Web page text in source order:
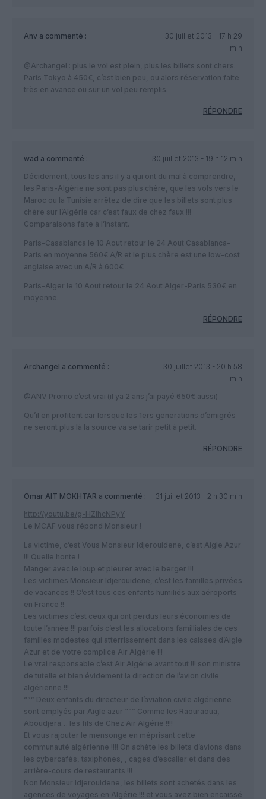
Anv a commenté :
30 juillet 2013 - 17 h 29
min
@Archangel : plus le vol est plein, plus les billets sont chers.
Paris Tokyo à 450€, c’est bien peu, ou alors réservation faite
très en avance ou sur un vol peu remplis.
RÉPONDRE
wad a commenté :
30 juillet 2013 - 19 h 12 min
Décidement, tous les ans il y a qui ont du mal à comprendre,
les Paris-Algérie ne sont pas plus chère, que les vols vers le
Maroc ou la Tunisie arrêtez de dire que les billets sont plus
chère sur l’Algérie car c’est faux de chez faux !!!
Comparaisons faite à l’instant.
Paris-Casablanca le 10 Aout retour le 24 Aout Casablanca-
Paris en moyenne 560€ A/R et le plus chère est une low-cost
anglaise avec un A/R à 600€
Paris-Alger le 10 Aout retour le 24 Aout Alger-Paris 530€ en
moyenne.
RÉPONDRE
Archangel a commenté :
30 juillet 2013 - 20 h 58
min
@ANV Promo c’est vrai (il ya 2 ans j’ai payé 650€ aussi)
Qu’il en profitent car lorsque les 1ers generations d’emigrés
ne seront plus là la source va se tarir petit à petit.
RÉPONDRE
Omar AIT MOKHTAR a commenté :
31 juillet 2013 - 2 h 30 min
http://youtu.be/g-HZlhcNPyY
Le MCAF vous répond Monsieur !
La victime, c’est Vous Monsieur Idjerouidene, c’est Aigle Azur
!!! Quelle honte !
Manger avec le loup et pleurer avec le berger !!!
Les victimes Monsieur Idjerouidene, c’est les familles privées
de vacances !! C’est tous ces enfants humiliés aux aéroports
en France !!
Les victimes c’est ceux qui ont perdus leurs économies de
toute l’année !!! parfois c’est les allocations familliales de ces
familles modestes qui atterrissement dans les caisses d’Aigle
Azur et de votre complice Air Algérie !!!
Le vrai responsable c’est Air Algérie avant tout !!! son ministre
de tutelle et bien évidement la direction de l’avion civile
algérienne !!!
“”” Deux enfants du directeur de l’aviation civile algérienne
sont emplyés par Aigle azur “”” Comme les Raouraoua,
Aboudjera… les fils de Chez Air Algérie !!!!
Et vous rajouter le mensonge en méprisant cette
communauté algérienne !!!! On achète les billets d’avions dans
les cybercafés, taxiphones, , cages d’escalier et dans des
arrière-cours de restaurants !!!
Non Monsieur Idjerouidene, les billets sont achetés dans les
agences de voyages en Algérie !!! et vous avez bien encaissé